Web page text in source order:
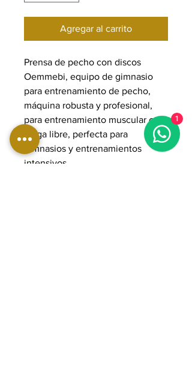
Agregar al carrito
Prensa de pecho con discos
Oemmebi, equipo de gimnasio
para entrenamiento de pecho,
máquina robusta y profesional,
para entrenamiento muscular con
carga libre, perfecta para
gimnasios y entrenamientos
intensivos.
1